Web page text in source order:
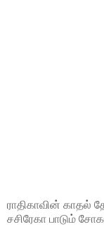
ராதிகாவின் காதல்
சசிரேகா பாடும்